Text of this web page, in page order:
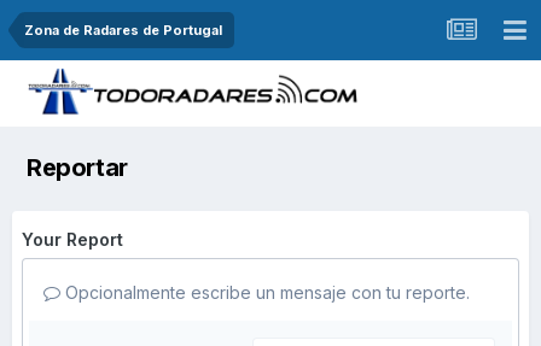
Zona de Radares de Portugal
Reportar
Your Report
Opcionalmente escribe un mensaje con tu reporte.